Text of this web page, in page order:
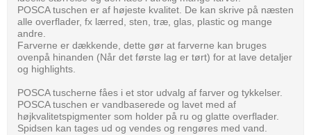
POSCA tuschen er af højeste kvalitet. De kan skrive på næsten
alle overflader, fx lærred, sten, træ, glas, plastic og mange
andre.
Farverne er dækkende, dette gør at farverne kan bruges
ovenpå hinanden (Når det første lag er tørt) for at lave detaljer
og highlights.
POSCA tuscherne fåes i et stor udvalg af farver og tykkelser.
POSCA tuschen er vandbaserede og lavet med af
højkvalitetspigmenter som holder på ru og glatte overflader.
Spidsen kan tages ud og vendes og rengøres med vand.